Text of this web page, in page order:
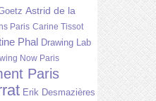
Astrid de la
Paris Carine Tissot
Phal Drawing Lab
Now Paris
Paris
Erik Desmazières